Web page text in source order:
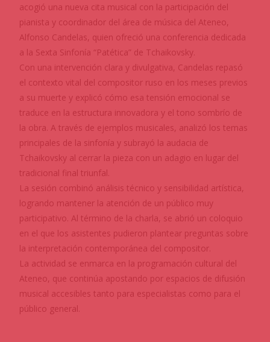
acogió una nueva cita musical con la participación del
pianista y coordinador del área de música del Ateneo,
Alfonso Candelas, quien ofreció una conferencia dedicada
a la Sexta Sinfonía “Patética” de Tchaikovsky.
Con una intervención clara y divulgativa, Candelas repasó
el contexto vital del compositor ruso en los meses previos
a su muerte y explicó cómo esa tensión emocional se
traduce en la estructura innovadora y el tono sombrío de
la obra. A través de ejemplos musicales, analizó los temas
principales de la sinfonía y subrayó la audacia de
Tchaikovsky al cerrar la pieza con un adagio en lugar del
tradicional final triunfal.
La sesión combinó análisis técnico y sensibilidad artística,
logrando mantener la atención de un público muy
participativo. Al término de la charla, se abrió un coloquio
en el que los asistentes pudieron plantear preguntas sobre
la interpretación contemporánea del compositor.
La actividad se enmarca en la programación cultural del
Ateneo, que continúa apostando por espacios de difusión
musical accesibles tanto para especialistas como para el
público general.